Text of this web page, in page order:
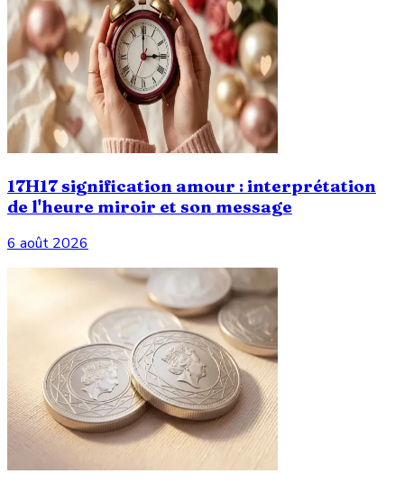
17H17 signification amour : interprétation
de l'heure miroir et son message
6 août 2026